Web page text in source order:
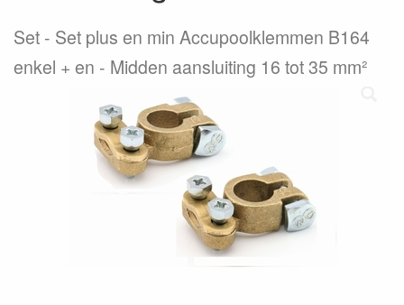
Set
Set plus en min Accupoolklemmen B164
enkel + en - Midden aansluiting 16 tot 35 mm²